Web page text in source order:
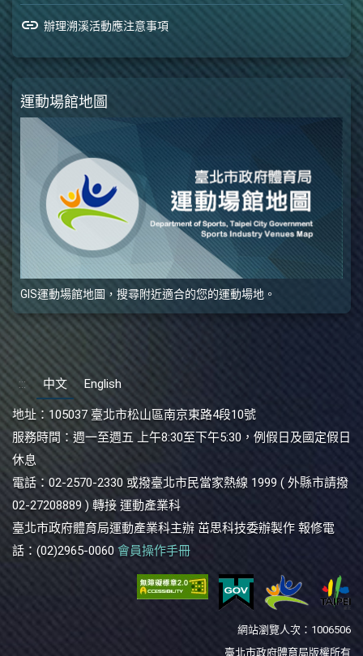
增長至105年的27.12%；而服裝及其
配件零售業則由103年的23.15%下降
北市各行業之運動產業比重 (單位：
整理圖5 民國105年臺北市各行業之運
動產業比重 (單位：%)資料來源：本
研究計算整理
文創等水平產業）」兩種產業類型，
然後參照行政院主計總處所編製《中
訂）》，進一步區分各類產業共 39
北市運動衛星帳整體架構係由「 運動
支出統計表 」 、 「 運動供給統計表
」 、 「 運動商品之運動比重統計表
」 、 「 運動產業之運動比重統計表
」 、 「 運動之國內生產毛額統計表
」 、 「 運動就業統計表 」 等六大帳
表所共同組成。由 本研究編製結果可
知首先，103 年及104年臺北市各類運
動商品在支出面的整體消費總值分別
元 ，並 皆 以運動場館設施所佔比例
最高 (18.92 及 19.29% 另外 淨出口總
值則 分別 為6,877,877 仟元 及
8,490,063 仟元 ，並 皆以 主要運動用
品及配備所佔比例最高 ( 及
別為86,899,575仟元及89,664,715仟元
，並同樣以運動場館設施所佔比例最
高17.42及 17.47 。其次，103 年 及
104年臺北市運動生產總額合計分別
為84,980,242 仟元及 87,384,955 仟
元，並皆以建築工程業所佔比例最高
17.82及17.92而運動生產毛額合計分
元，並皆以服裝及其配件零售業所佔
link 辦理溯溪活動應注意事項
運動場館地圖
GIS運動場館地圖，搜尋附近適合的您的運動場地。
::: 中文 English
地址：105037 臺北市松山區南京東路4段10號
服務時間：週一至週五 上午8:30至下午5:30，例假日及國定假日
休息
電話：02-2570-2330 或撥臺北市民當家熱線 1999 ( 外縣市請撥
02-27208889 ) 轉接 運動產業科
臺北市政府體育局運動產業科主辦 茁思科技委辦製作 報修電
話：(02)2965-0060 會員操作手冊
網站瀏覽人次：1006506
臺北市政府體育局版權所有